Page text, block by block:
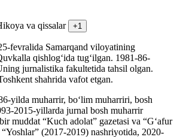
va qissalar +1
fevralida Samarqand viloyatining
qishlog‘ida tug‘ilgan. 1981-86-
jurnalistika fakultetida tahsil olgan.
shahrida vafot etgan.
yilda muharrir, bo‘lim muharriri, bosh
2015-yillarda jurnal bosh muharrir
muddat “Kuch adolat” gazetasi va “G‘afur
(2017-2019) nashriyotida, 2020-